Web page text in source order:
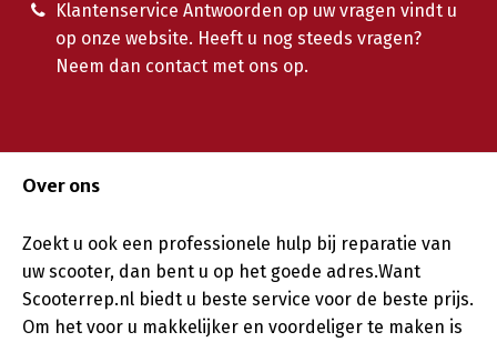
Klantenservice Antwoorden op uw vragen vindt u
op onze website. Heeft u nog steeds vragen?
Neem dan contact met ons op.
Over ons
Zoekt u ook een professionele hulp bij reparatie van
uw scooter, dan bent u op het goede adres.Want
Scooterrep.nl biedt u beste service voor de beste prijs.
Om het voor u makkelijker en voordeliger te maken is